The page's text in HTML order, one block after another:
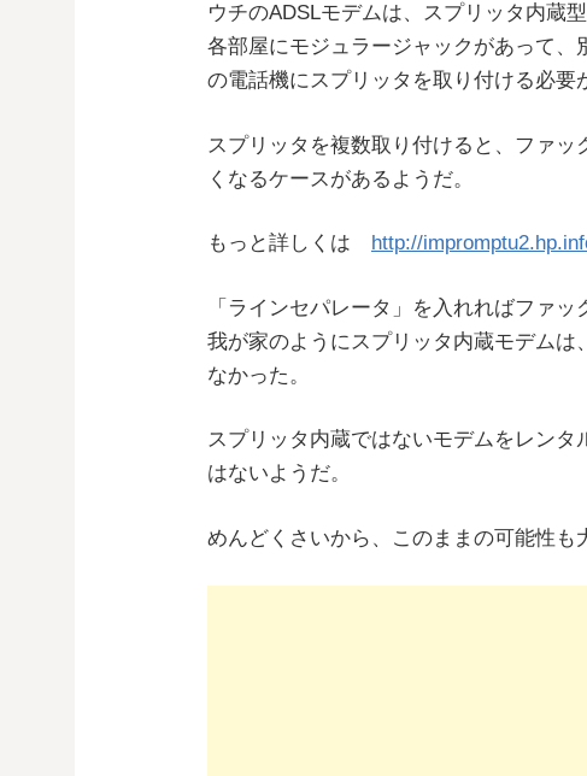
ウチのADSLモデムは、スプリッタ内蔵
各部屋にモジュラージャックがあって
の電話機にスプリッタを取り付ける必要
スプリッタを複数取り付けると、ファ
くなるケースがあるようだ。
もっと詳しくは http://
「ラインセパレータ」を入れればファ
我が家のようにスプリッタ内蔵モデム
なかった。
スプリッタ内蔵ではないモデムをレン
はないようだ。
めんどくさいから、このままの可能性も